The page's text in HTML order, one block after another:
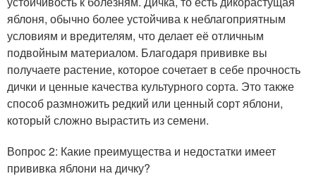
яблоня, обычно более устойчива к неблагоприятным
условиям и вредителям, что делает её отличным
подвойным материалом. Благодаря прививке вы
получаете растение, которое сочетает в себе прочность
дички и ценные качества культурного сорта. Это также
способ размножить редкий или ценный сорт яблони,
который сложно вырастить из семени.
Вопрос 2: Какие преимущества и недостатки имеет
прививка яблони на дичку?